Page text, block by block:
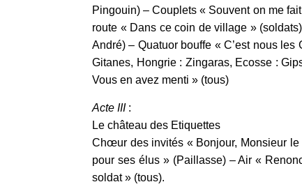
Pingouin) – Couplets « Souvent on me
route « Dans ce coin de village »
André) – Quatuor bouffe « C’est nous
Gitanes, Hongrie : Zingaras, Ecosse :
Vous en avez menti » (tous)
Acte III:
Le château des Etiquettes
Chœur des invités « Bonjour, Monsieur
pour ses élus » (Paillasse) – Air «
soldat » (tous).